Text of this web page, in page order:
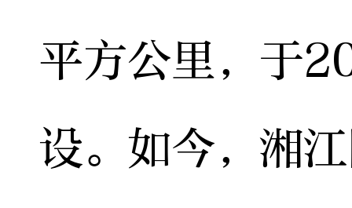
平方公里，于
设。如今，湘